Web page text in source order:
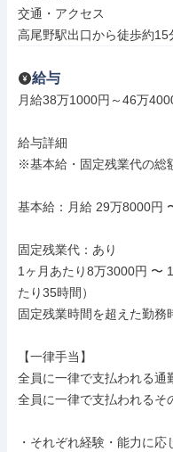
交通・アクセス
高尾野駅出口から徒歩約15
給与
月給38万1000円～46万
給与詳細
※基本給・固定残業代の総
基本給：月給 29万8000円
固定残業代：あり
1ヶ月あたり8万3000円 〜
たり35時間）
固定残業時間を超えた勤務
【一律手当】
全員に一律で支払われる通
全員に一律で支払われるそ
・それぞれ経験・能力に応